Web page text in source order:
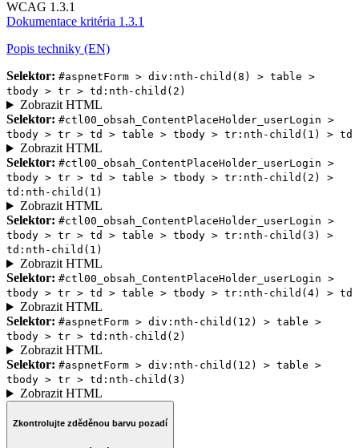
WCAG 1.3.1
Dokumentace kritéria 1.3.1
Popis techniky (EN)
Selektor: #aspnetForm > div:nth-child(8) > table >
tbody > tr > td:nth-child(2)
Zobrazit HTML
Selektor: #ctl00_obsah_ContentPlaceHolder_userLogin >
tbody > tr > td > table > tbody > tr:nth-child(1) > td
Zobrazit HTML
Selektor: #ctl00_obsah_ContentPlaceHolder_userLogin >
tbody > tr > td > table > tbody > tr:nth-child(2) >
td:nth-child(1)
Zobrazit HTML
Selektor: #ctl00_obsah_ContentPlaceHolder_userLogin >
tbody > tr > td > table > tbody > tr:nth-child(3) >
td:nth-child(1)
Zobrazit HTML
Selektor: #ctl00_obsah_ContentPlaceHolder_userLogin >
tbody > tr > td > table > tbody > tr:nth-child(4) > td
Zobrazit HTML
Selektor: #aspnetForm > div:nth-child(12) > table >
tbody > tr > td:nth-child(2)
Zobrazit HTML
Selektor: #aspnetForm > div:nth-child(12) > table >
tbody > tr > td:nth-child(3)
Zobrazit HTML
Zkontrolujte zděděnou barvu pozadí